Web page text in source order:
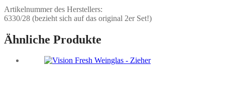
Artikelnummer des Herstellers:
6330/28 (bezieht sich auf das original 2er Set!)
Ähnliche Produkte